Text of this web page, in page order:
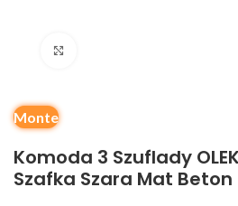
Monte
Komoda 3 Szuflady
Szafka Szara Mat Beton